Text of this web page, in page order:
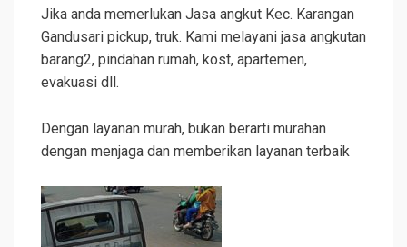
Jika anda memerlukan Jasa angkut Kec. Karangan
Gandusari pickup, truk. Kami melayani jasa angkutan
barang2, pindahan rumah, kost, apartemen,
evakuasi dll.
Dengan layanan murah, bukan berarti murahan
dengan menjaga dan memberikan layanan terbaik